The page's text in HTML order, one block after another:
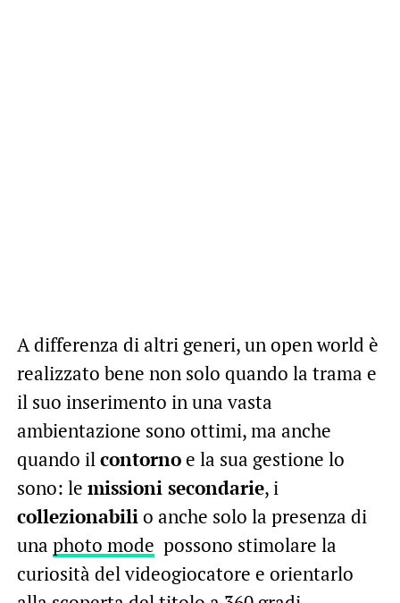
A differenza di altri generi, un open world è
realizzato bene non solo quando la trama e
il suo inserimento in una vasta
ambientazione sono ottimi, ma anche
quando ilcontornoe la sua gestione lo
sono: le missioni secondarie, i
collezionabilio anche solo la presenza di
una photo mode possono stimolare la
curiosità del videogiocatore e orientarlo